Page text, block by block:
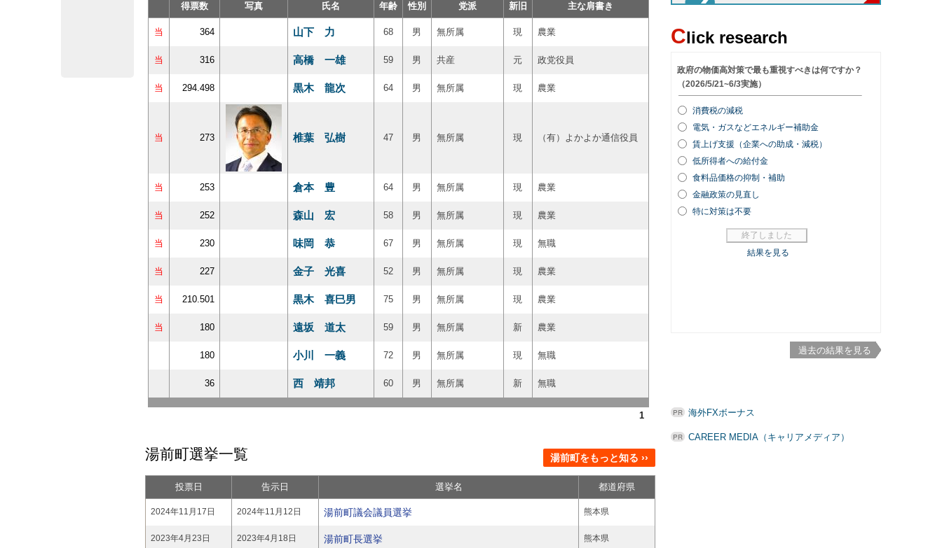
得票数
写真 氏名 年齢 性別 党派 新旧 主な肩書き
当 364 山下 力 68 男 無所属 現 農業
当 316 高橋 一雄 59 男 共産 元 政党役員
当 294.498 黒木 龍次 64 男 無所属 現 農業
当 273 椎葉 弘樹 47 男 無所属 現 （有）よかよか通信役員
当 253 倉本 豊 64 男 無所属 現 農業
当 252 森山 宏 58 男 無所属 現 農業
当 230 味岡 恭 67 男 無所属 現 無職
当 227 金子 光喜 52 男 無所属 現 農業
当 210.501 黒木 喜巳男 75 男 無所属 現 農業
当 180 遠坂 道太 59 男 無所属 新 農業
180 小川 一義 72 男 無所属 現 無職
36 西 靖邦 60 男 無所属 新 無職
1
湯前町選挙一覧 湯前町をもっと知る ››
投票日 告示日 選挙名 都道府県
2024年11月17日 2024年11月12日 湯前町議会議員選挙 熊本県
2023年4月23日 2023年4月18日 湯前町長選挙 熊本県
Click research
過去の結果を見る
海外FXボーナス
CAREER MEDIA（キャリアメディア）